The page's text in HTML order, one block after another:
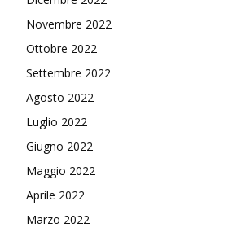
Novembre 2022
Ottobre 2022
Settembre 2022
Agosto 2022
Luglio 2022
Giugno 2022
Maggio 2022
Aprile 2022
Marzo 2022